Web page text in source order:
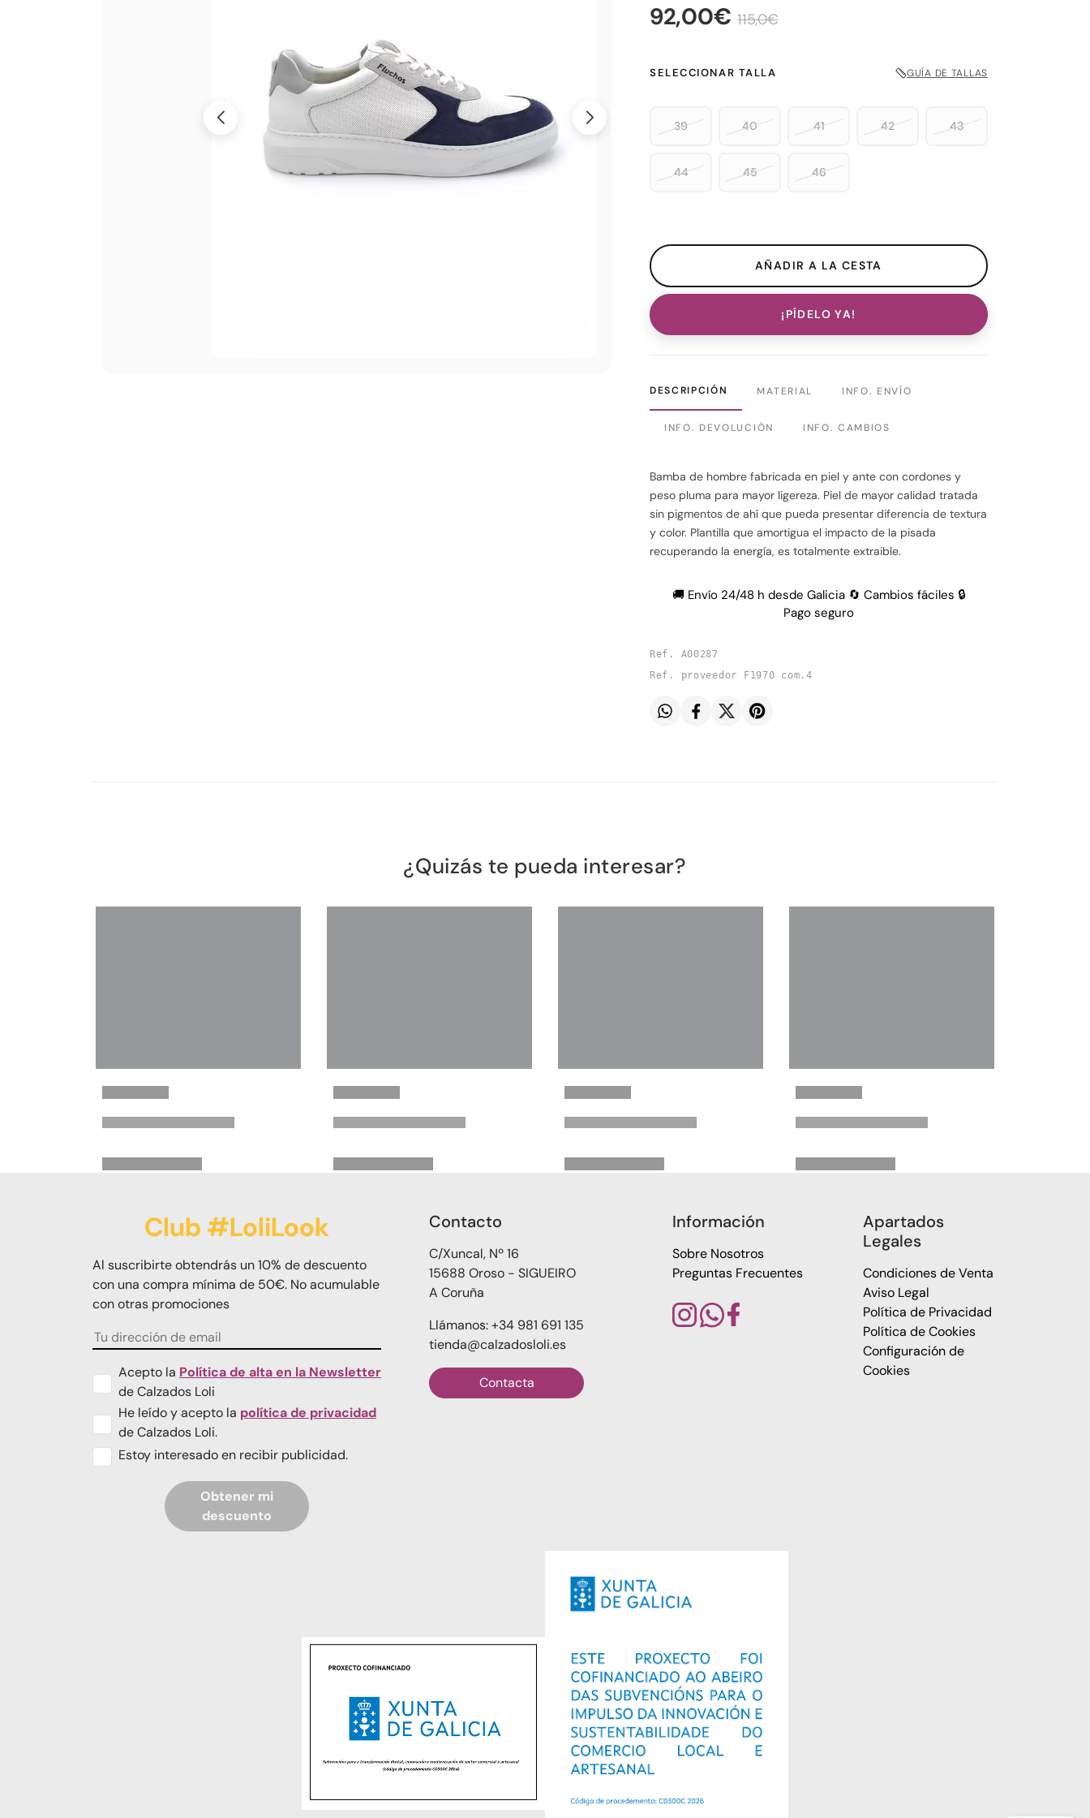
92,00€ 115,0€
SELECCIONAR TALLA GUÍA DE TALLAS
39 40 41 42 43
44 45 46
¡PÍDELO YA!
DESCRIPCIÓN MATERIAL INFO. ENVÍO
INFO. DEVOLUCIÓN INFO. CAMBIOS
Bamba de hombre fabricada en piel y ante con cordones y
peso pluma para mayor ligereza. Piel de mayor calidad tratada
sin pigmentos de ahí que pueda presentar diferencia de textura
y color. Plantilla que amortigua el impacto de la pisada
recuperando la energía, es totalmente extraible.
🚚 Envío 24/48 h desde Galicia 🔄 Cambios fáciles 🔒
Pago seguro
Ref. A00287
Ref. proveedor F1970 com.4
¿Quizás te pueda interesar?
Club #LoliLook
Al suscribirte obtendrás un 10% de descuento
con una compra mínima de 50€. No acumulable
con otras promociones
Acepto la Política de alta en la Newsletter
de Calzados Loli
He leído y acepto la política de privacidad
de Calzados Loli.
Estoy interesado en recibir publicidad.
Obtener mi
descuento
Contacto
C/Xuncal, Nº 16
15688 Oroso - SIGUEIRO
A Coruña
Llámanos: +34 981 691 135
tienda@calzadosloli.es
Contacta
Información
Sobre Nosotros
Preguntas Frecuentes
Apartados
Legales
Condiciones de Venta
Aviso Legal
Política de Privacidad
Política de Cookies
Configuración de
Cookies